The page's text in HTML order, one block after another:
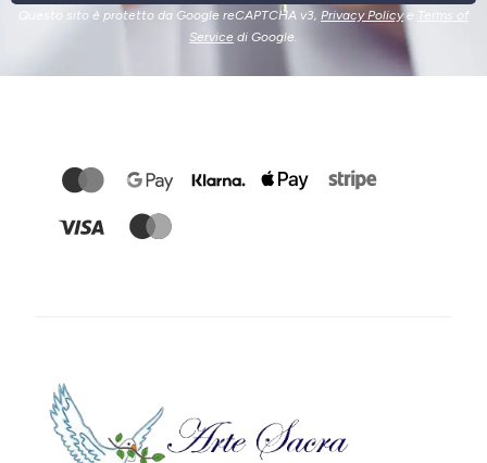
Questo sito è protetto da Google reCAPTCHA v3, Privacy Policye Terms of
Service di Google.